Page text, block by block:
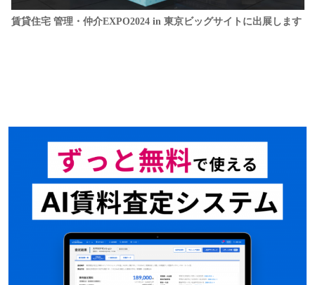
賃貸住宅 管理・仲介EXPO2024 in 東京ビッグサイトに出展します